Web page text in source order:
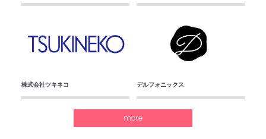
株式会社ツキネコ デルフォニックス
more